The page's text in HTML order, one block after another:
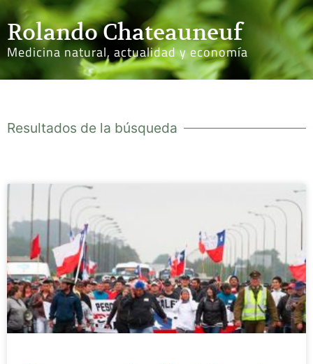
Rolando Chateauneuf
Medicina natural, actualidad y economía
Resultados de la búsqueda